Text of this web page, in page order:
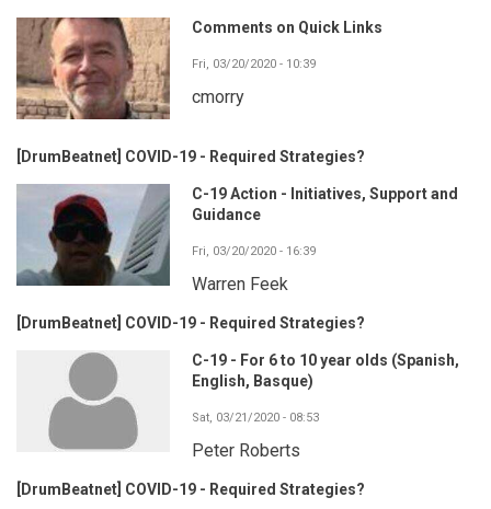
Comments on Quick Links
Fri, 03/20/2020 - 10:39
cmorry
[DrumBeatnet] COVID-19 - Required Strategies?
C-19 Action - Initiatives, Support and
Guidance
Fri, 03/20/2020 - 16:39
Warren Feek
[DrumBeatnet] COVID-19 - Required Strategies?
C-19 - For 6 to 10 year olds (Spanish,
English, Basque)
Sat, 03/21/2020 - 08:53
Peter Roberts
[DrumBeatnet] COVID-19 - Required Strategies?